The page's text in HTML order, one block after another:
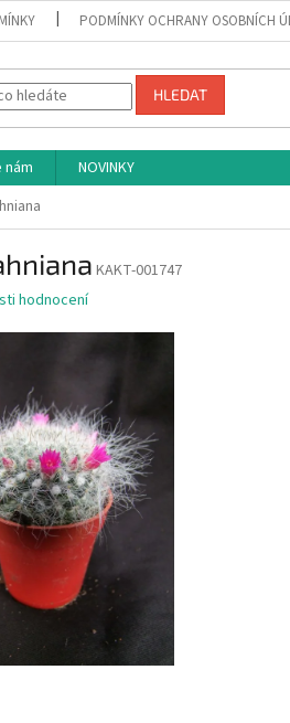
PODMÍNKY OCHRANY OSOBNÍCH
HLEDAT
nám
NOVINKY
KAKT-001747
hodnocení